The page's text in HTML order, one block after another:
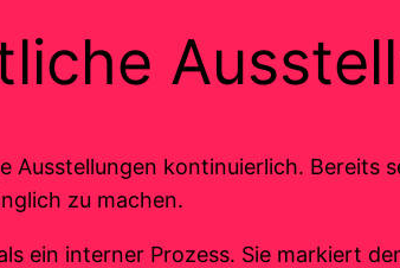
kontinuierlich. Bereits
zu machen.
ein interner Prozess. Sie markiert